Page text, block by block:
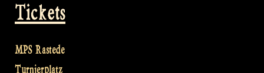
Tickets
MPS Rastede
Turnierplatz